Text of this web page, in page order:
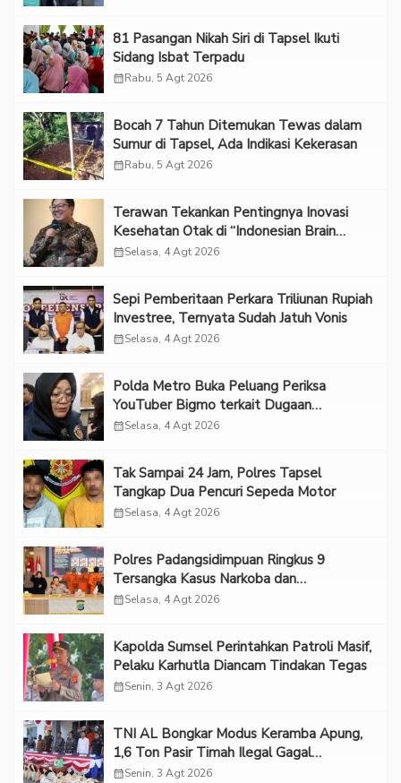
81 Pasangan Nikah Siri di Tapsel Ikuti
Sidang Isbat Terpadu
calendar_monthRabu, 5 Agt 2026
Bocah 7 Tahun Ditemukan Tewas dalam
Sumur di Tapsel, Ada Indikasi Kekerasan
calendar_monthRabu, 5 Agt 2026
Terawan Tekankan Pentingnya Inovasi
Kesehatan Otak di “Indonesian Brain
Forum 2026 UPN Veteran Jakarta”
calendar_monthSelasa, 4 Agt 2026
Sepi Pemberitaan Perkara Triliunan Rupiah
Investree, Ternyata Sudah Jatuh Vonis
calendar_monthSelasa, 4 Agt 2026
Polda Metro Buka Peluang Periksa
YouTuber Bigmo terkait Dugaan
Eksploitasi Anak
calendar_monthSelasa, 4 Agt 2026
Tak Sampai 24 Jam, Polres Tapsel
Tangkap Dua Pencuri Sepeda Motor
calendar_monthSelasa, 4 Agt 2026
Polres Padangsidimpuan Ringkus 9
Tersangka Kasus Narkoba dan
Penganiayaan
calendar_monthSelasa, 4 Agt 2026
Kapolda Sumsel Perintahkan Patroli Masif,
Pelaku Karhutla Diancam Tindakan Tegas
calendar_monthSenin, 3 Agt 2026
TNI AL Bongkar Modus Keramba Apung,
1,6 Ton Pasir Timah Ilegal Gagal
Diselundupkan
calendar_monthSenin, 3 Agt 2026